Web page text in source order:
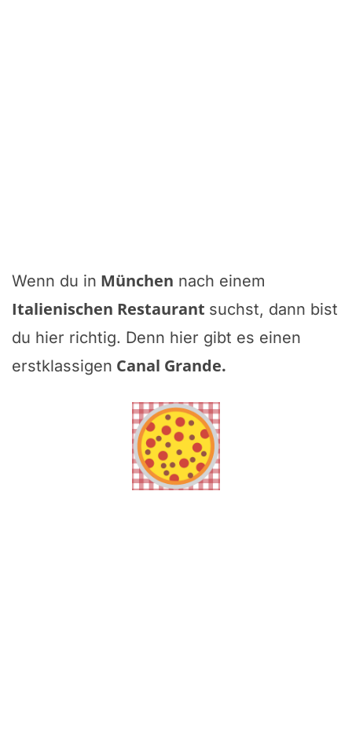
Wenn du in München nach einem
Italienischen Restaurant suchst, dann bist
du hier richtig. Denn hier gibt es einen
erstklassigen Canal Grande.